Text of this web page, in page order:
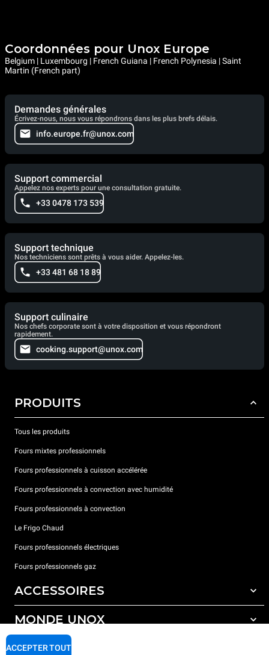
Coordonnées pour Unox Europe
Belgium | Luxembourg | French Guiana | French Polynesia | Saint
Martin (French part)
Demandes générales
Écrivez-nous, nous vous répondrons dans les plus brefs délais.
info.europe.fr@unox.com
Support commercial
Appelez nos experts pour une consultation gratuite.
+33 0478 173 539
Support technique
Nos techniciens sont prêts à vous aider. Appelez-les.
+33 481 68 18 89
Support culinaire
Nos chefs corporate sont à votre disposition et vous répondront
rapidement.
cooking.support@unox.com
PRODUITS
Tous les produits
Fours mixtes professionnels
Fours professionnels à cuisson accélérée
Fours professionnels à convection avec humidité
Fours professionnels à convection
Le Frigo Chaud
Fours professionnels électriques
Fours professionnels gaz
ACCESSOIRES
Tous les accessoires
Détergents pour lavage automatique
MONDE UNOX
Nos bureaux dans le monde
SUPPORT
ACCEPTER TOUT